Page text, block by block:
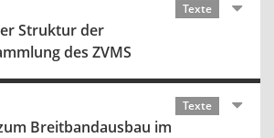
Texte
Struktur der
des ZVMS
Texte
Breitbandausbau im